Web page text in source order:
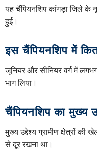
यह चैंपियनशिप कांगड़ा जिले के
हुई।
इस चैंपियनशिप में
जूनियर और सीनियर वर्ग में
भाग लिया।
चैंपियनशिप का मुख्य
मुख्य उद्देश्य ग्रामीण क्षेत्रों
से दूर रखना था।